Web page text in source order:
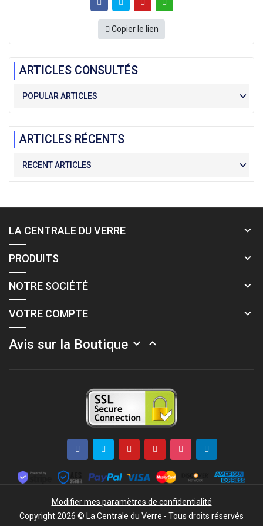
Copier le lien
ARTICLES CONSULTÉS
POPULAR ARTICLES
ARTICLES RÉCENTS
RECENT ARTICLES
LA CENTRALE DU VERRE
PRODUITS
NOTRE SOCIÉTÉ
VOTRE COMPTE
Avis sur la Boutique  
Modifier mes paramètres de confidentialité
Copyright 2026 © La Centrale du Verre - Tous droits réservés